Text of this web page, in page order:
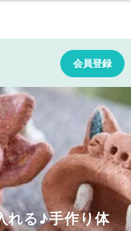
れる♪手作り体